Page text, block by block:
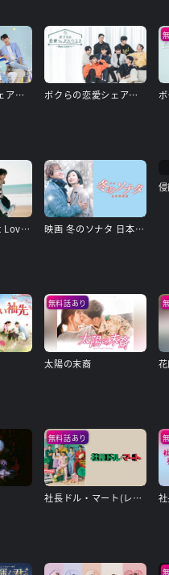
ボクらの恋愛シェアハウス3～Boys Love ∞（アンリミテッド）～ ボクらの恋愛シェアハウス2～Boys Love ∞(アンリミテッド)〜
秘密關係 Secret Lover 最後の約束 映画 冬のソナタ 日本特別版
無料話あり
太陽の末裔
無料話あり
社長ドル・マート(レンタル版)